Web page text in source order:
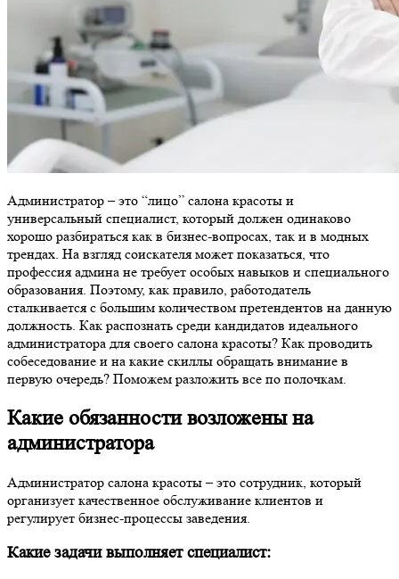
Администратор – это “лицо” салона красоты и
универсальный специалист, который должен одинаково
хорошо разбираться как в бизнес-вопросах, так и в модных
трендах. На взгляд соискателя может показаться, что
профессия админа не требует особых навыков и специального
образования. Поэтому, как правило, работодатель
сталкивается с большим количеством претендентов на данную
должность. Как распознать среди кандидатов идеального
администратора для своего салона красоты? Как проводить
собеседование и на какие скиллы обращать внимание в
первую очередь? Поможем разложить все по полочкам.
Какие обязанности возложены на
администратора
Администратор салона красоты – это сотрудник, который
организует качественное обслуживание клиентов и
регулирует бизнес-процессы заведения.
Какие задачи выполняет специалист: